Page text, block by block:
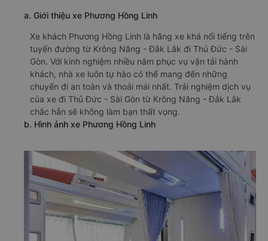
a. Giới thiệu xe Phương Hồng Linh
Xe khách Phương Hồng Linh là hãng xe khá nổi tiếng trên
tuyến đường từ Krông Năng - Đắk Lắk đi Thủ Đức - Sài
Gòn. Với kinh nghiệm nhiều năm phục vụ vận tải hành
khách, nhà xe luôn tự hào có thể mang đến những
chuyến đi an toàn và thoải mái nhất. Trải nghiệm dịch vụ
của xe đi Thủ Đức - Sài Gòn từ Krông Năng - Đắk Lắk
chắc hẳn sẽ không làm bạn thất vọng.
b. Hình ảnh xe Phương Hồng Linh